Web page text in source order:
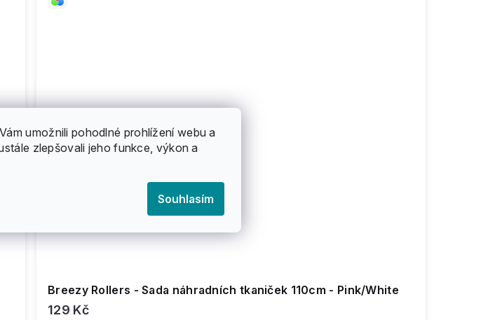
umožnili pohodlné prohlížení webu a
zlepšovali jeho funkce, výkon a
Souhlasím
Breezy Rollers - Sada náhradních tkaniček 110cm - Pink/White
129 Kč